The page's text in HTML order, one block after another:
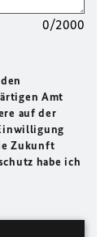
0/2000
Amt
auf der
Zukunft
habe ich